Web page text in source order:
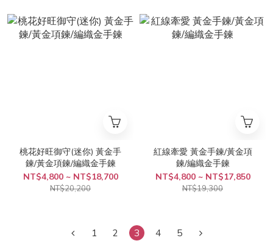
桃花好旺御守(迷你) 黃金手
鍊/黃金項鍊/編織金手鍊
NT$4,800 ~ NT$18,700
NT$20,200
紅線牽愛 黃金手鍊/黃金項
鍊/編織金手鍊
NT$4,800 ~ NT$17,850
NT$19,300
1 2 3 4 5